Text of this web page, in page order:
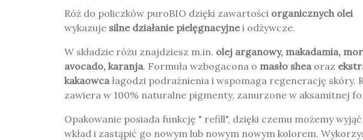
Róż do policzków puroBIO dzięki zawartości organicznych olei
wykazuje silne działanie pielęgnacyjnei odżywcze.
W składzie różu znajdziesz m.in. olej arganowy, makadamia,
avocado, karanja. Formuła wzbogacona o masło sheaoraz
kakaowcałagodzi podrażnienia i wspomaga regenerację skóry.
zawiera w 100% naturalne pigmenty, zanurzone w aksamitnej
Opakowanie posiada funkcję " refill", dzięki czemu możemy
wkład i zastąpić go nowym lub nowym nowym kolorem.